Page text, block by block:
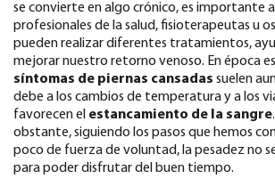
se convierte en algo crónico, es importante
profesionales de la salud, fisioterapeutas u
pueden realizar diferentes tratamientos,
mejorar nuestro retorno venoso. En época
síntomas de piernas cansadas suelen
debe a los cambios de temperatura y a los
favorecen el estancamiento de la sangre
obstante, siguiendo los pasos que hemos
poco de fuerza de voluntad, la pesadez no
para poder disfrutar del buen tiempo.